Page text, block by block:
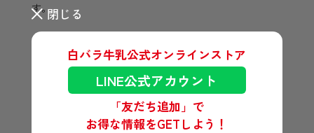
閉じる
白バラ牛乳公式オンラインストア
LINE公式アカウント
「友だち追加」で
お得な情報をGETしよう！
す。